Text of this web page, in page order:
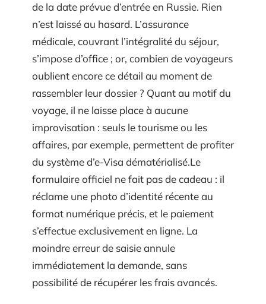
de la date prévue d’entrée en Russie. Rien
n’est laissé au hasard. L’assurance
médicale, couvrant l’intégralité du séjour,
s’impose d’office ; or, combien de voyageurs
oublient encore ce détail au moment de
rassembler leur dossier ? Quant au motif du
voyage, il ne laisse place à aucune
improvisation : seuls le tourisme ou les
affaires, par exemple, permettent de profiter
du système d’e-Visa dématérialisé.Le
formulaire officiel ne fait pas de cadeau : il
réclame une photo d’identité récente au
format numérique précis, et le paiement
s’effectue exclusivement en ligne. La
moindre erreur de saisie annule
immédiatement la demande, sans
possibilité de récupérer les frais avancés.